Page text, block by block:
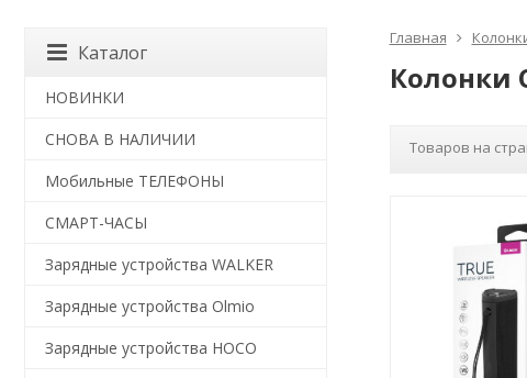
Главная
Колонки
Товаров на
Каталог
НОВИНКИ
СНОВА В НАЛИЧИИ
Мобильные ТЕЛЕФОНЫ
СМАРТ-ЧАСЫ
Зарядные устройства WALKER
Зарядные устройства Olmio
Зарядные устройства HOCO